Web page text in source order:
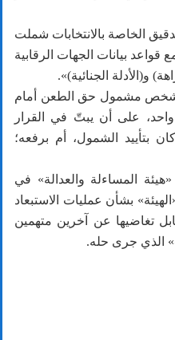
الخاصة بالانتخابات شملت
قواعد بيانات الجهات الرقابية
و(الأدلة الجنائية)».
شخص مشمول حق الطعن أمام
واحد، على أن يبتّ في القرار
بتأييد الشمول، أم برفعه؛
المساءلة والعدالة» في
بشأن عمليات الاستبعاد
تغاضيها عن آخرين متهمين
الذي جرى حله.